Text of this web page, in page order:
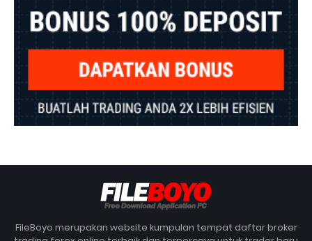
FileBoyo merupakan website kumpulan tempat daftar broker